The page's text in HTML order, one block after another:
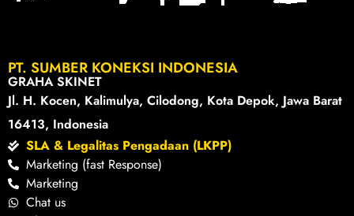
PT. SUMBER KONEKSI INDONESIA
GRAHA SKINET
Jl. H. Kocen, Kalimulya, Cilodong, Kota Depok, Jawa Barat
16413, Indonesia
SLA & Legalitas Pengadaan (LKPP)
Marketing (fast Response)
Marketing
Chat us